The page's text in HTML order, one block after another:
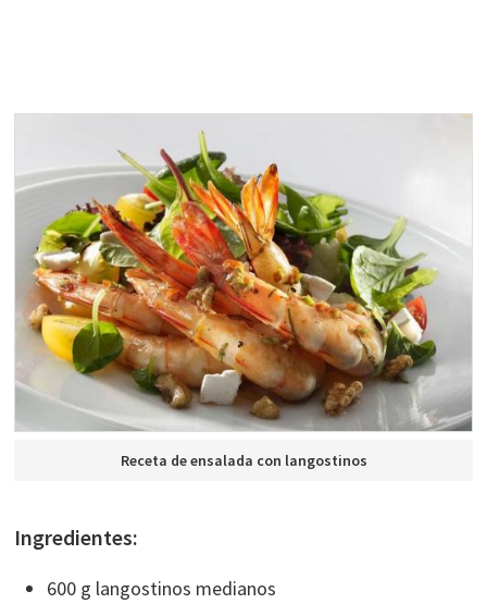
Receta de ensalada con langostinos
Ingredientes:
600 g langostinos medianos